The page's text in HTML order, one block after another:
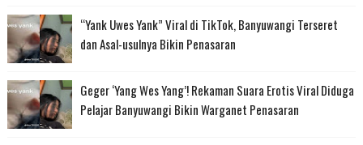
“Yank Uwes Yank” Viral di TikTok, Banyuwangi Terseret
dan Asal-usulnya Bikin Penasaran
Geger ‘Yang Wes Yang’! Rekaman Suara Erotis Viral Diduga
Pelajar Banyuwangi Bikin Warganet Penasaran